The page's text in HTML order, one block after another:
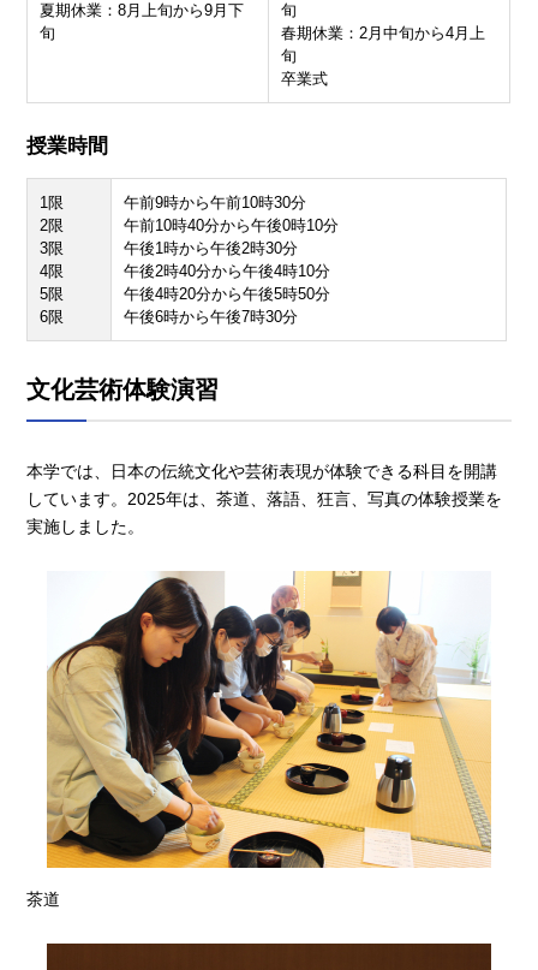
夏期休業：8月上旬から9月下
旬
旬
春期休業：2月中旬から4月上
旬
卒業式
授業時間
1限
2限
3限
4限
5限
6限
午前9時から午前10時30分
午前10時40分から午後0時10分
午後1時から午後2時30分
午後2時40分から午後4時10分
午後4時20分から午後5時50分
午後6時から午後7時30分
文化芸術体験演習
本学では、日本の伝統文化や芸術表現が体験できる科目を開講
しています。2025年は、茶道、落語、狂言、写真の体験授業を
実施しました。
茶道